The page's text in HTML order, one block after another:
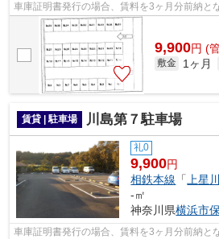
車庫証明書発行の場合、賃料を3ヶ月分前納と
9,900円 (
敷金 1ヶ月
賃貸 | 駐車場 川島第７駐車場
礼0
9,900円
相鉄本線 「上星川
-㎡
神奈川県横浜市
車庫証明書発行の場合、賃料を3ヶ月分前納と